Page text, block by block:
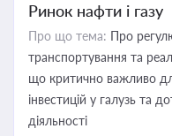
Ринок нафти і газу
Про що тема: Про
транспортування та
що критично важливо
інвестицій у галузь та
діяльності